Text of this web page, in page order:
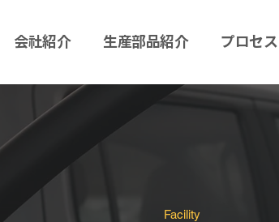
会社紹介 生産部品紹介 プロセス
Facility